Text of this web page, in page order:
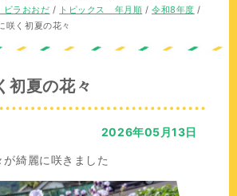
ラおおだ / トピックス 年月順 / 令和8年度 /
咲く初夏の花々
初夏の花々
2026年05月13日
綺麗に咲きました